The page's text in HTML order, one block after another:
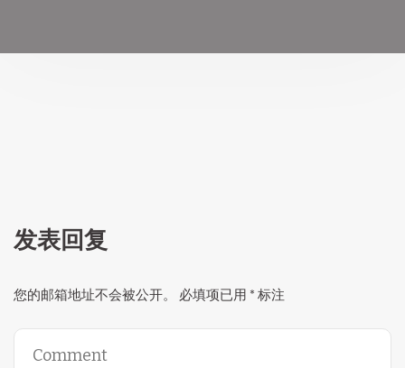
发表回复
您的邮箱地址不会被公开。 必填项已用 * 标注